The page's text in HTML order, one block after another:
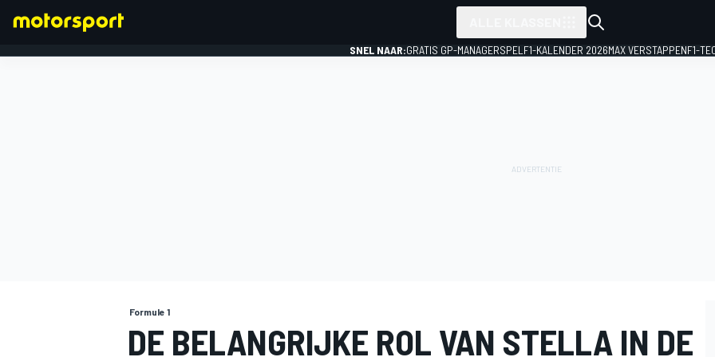
SNEL NAAR:GRATIS GP-MANAGERSPEL F1-KALENDER 2026MAX VERSTAPPENF1-
Formule 1
DE BELANGRIJKE ROL VAN STELLA IN DE